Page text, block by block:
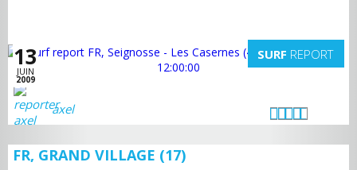
13
JUIN
2009
SURF REPORT
axel
FR, GRAND VILLAGE (17)